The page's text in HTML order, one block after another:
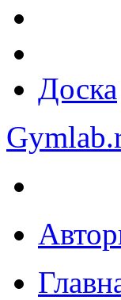
Доска